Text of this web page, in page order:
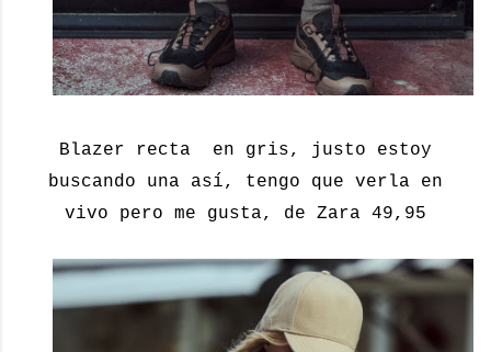
Blazer recta en gris, justo estoy
buscando una así, tengo que verla en
vivo pero me gusta, de Zara 49,95